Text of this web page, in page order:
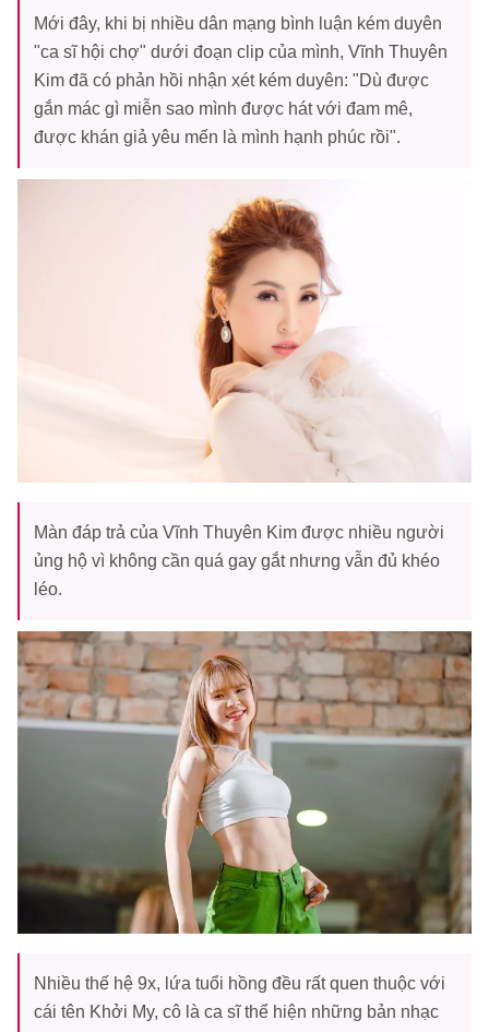
Mới đây, khi bị nhiều dân mạng bình luận kém duyên
"ca sĩ hội chợ" dưới đoạn clip của mình, Vĩnh Thuyên
Kim đã có phản hồi nhận xét kém duyên: "Dù được
gắn mác gì miễn sao mình được hát với đam mê,
được khán giả yêu mến là mình hạnh phúc rồi".
Màn đáp trả của Vĩnh Thuyên Kim được nhiều người
ủng hộ vì không cần quá gay gắt nhưng vẫn đủ khéo
léo.
Nhiều thế hệ 9x, lứa tuổi hồng đều rất quen thuộc với
cái tên Khởi My, cô là ca sĩ thể hiện những bản nhạc